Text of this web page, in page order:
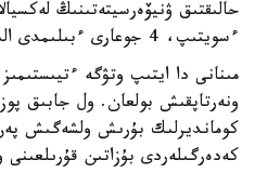
حالىقتىق ۋنيۆەرسيتەتىنىڭ
ءسويتىپ، 4 جوعارى ءبىلىمدى الىپتى.
مىنانى دا ايتىپ وتۋگە
ونەرتاپقىش بولعان. ول جابىق
كومانديرلىك بۇرىش ولشەگىش
كەدەرگىلەردى بۇزاتىن قۇرىلعىنى